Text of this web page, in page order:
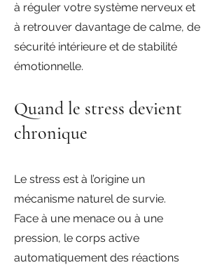
à réguler votre système nerveux et
à retrouver davantage de calme, de
sécurité intérieure et de stabilité
émotionnelle.
Quand le stress devient
chronique
Le stress est à l’origine un
mécanisme naturel de survie.
Face à une menace ou à une
pression, le corps active
automatiquement des réactions